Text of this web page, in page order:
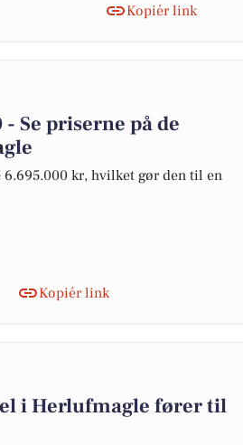
Kopiér link
Se priserne på de
kr, hvilket gør den til en
Kopiér link
i Herlufmagle fører til